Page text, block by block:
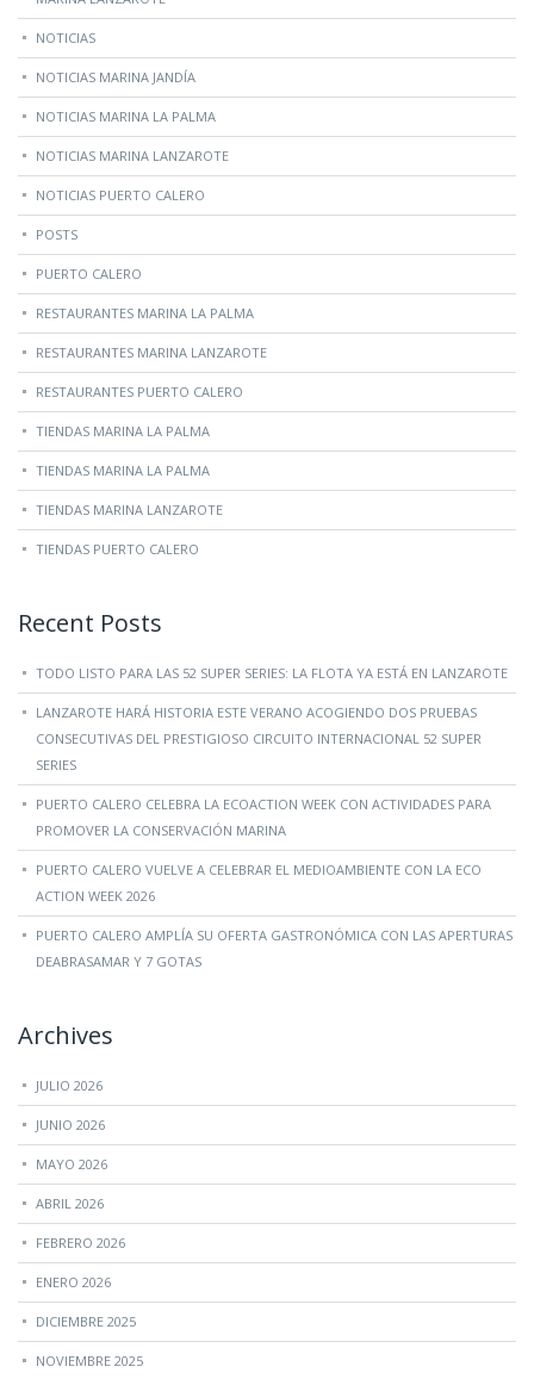
NOTICIAS
NOTICIAS MARINA JANDÍA
NOTICIAS MARINA LA PALMA
NOTICIAS MARINA LANZAROTE
NOTICIAS PUERTO CALERO
POSTS
PUERTO CALERO
RESTAURANTES MARINA LA PALMA
RESTAURANTES MARINA LANZAROTE
RESTAURANTES PUERTO CALERO
TIENDAS MARINA LA PALMA
TIENDAS MARINA LA PALMA
TIENDAS MARINA LANZAROTE
TIENDAS PUERTO CALERO
Recent Posts
TODO LISTO PARA LAS 52 SUPER SERIES: LA FLOTA YA ESTÁ EN LANZAROTE
LANZAROTE HARÁ HISTORIA ESTE VERANO ACOGIENDO DOS PRUEBAS
CONSECUTIVAS DEL PRESTIGIOSO CIRCUITO INTERNACIONAL 52 SUPER
SERIES
PUERTO CALERO CELEBRA LA ECOACTION WEEK CON ACTIVIDADES PARA
PROMOVER LA CONSERVACIÓN MARINA
PUERTO CALERO VUELVE A CELEBRAR EL MEDIOAMBIENTE CON LA ECO
ACTION WEEK 2026
PUERTO CALERO AMPLÍA SU OFERTA GASTRONÓMICA CON LAS APERTURAS
DEABRASAMAR Y 7 GOTAS
Archives
JULIO 2026
JUNIO 2026
MAYO 2026
ABRIL 2026
FEBRERO 2026
ENERO 2026
DICIEMBRE 2025
NOVIEMBRE 2025